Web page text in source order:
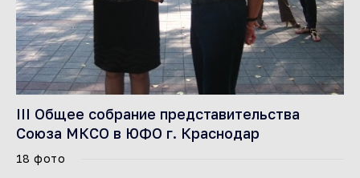
III Общее собрание представительства
Союза МКСО в ЮФО г. Краснодар
18 фото